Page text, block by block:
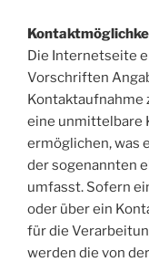
Die Internetseite
Vorschriften
Kontaktaufnahme
eine unmittelbare
ermöglichen, was
der sogenannten
umfasst. Sofern
oder über ein
für die
werden die von